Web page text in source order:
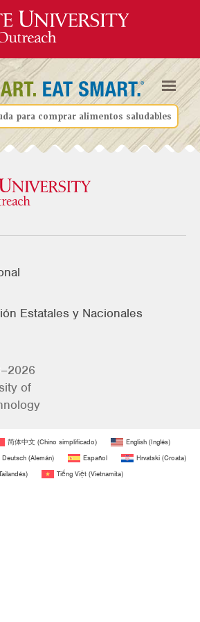
para comprar alimentos saludables
Estatales y Nacionales
of
简体中文(Chino simplificado) English(Inglés)
Deutsch(Alemán) Español Hrvatski(Croata)
) Tiếng Việt (Vietnamita)